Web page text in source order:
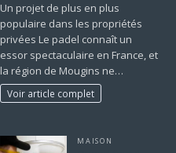
Un projet de plus en plus
populaire dans les propriétés
privées Le padel connaît un
essor spectaculaire en France, et
la région de Mougins ne…
Voir article complet
MAISON